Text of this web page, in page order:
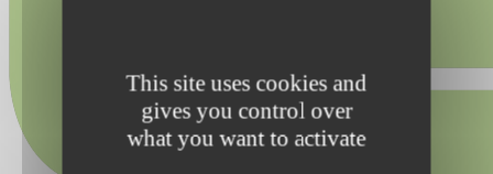
This site uses cookies and
gives you control over
what you want to activate